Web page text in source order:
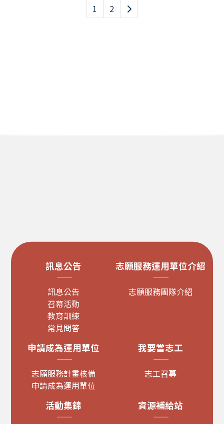
1 2
訊息公告
訊息公告
召幕活動
教育訓練
常見問答
志願服務運用單位介紹
志願服務團隊介紹
申請成為運用單位
志願服務計畫核備
申請成為運用單位
我要當志工
志工召募
活動集錦 資源補給站